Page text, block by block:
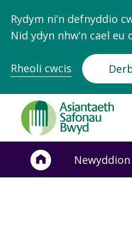
Rydym ni’n defnyddio
Nid ydyn nhw’n cael eu
Rheoli cwcis
Food
Standards
Agency
Frontpage